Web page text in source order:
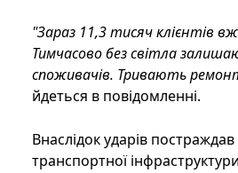
"Зараз 11,3 тисяч клієнтів
Тимчасово без світла
споживачів. Тривають
йдеться в повідомленні.
Внаслідок ударів
транспортної